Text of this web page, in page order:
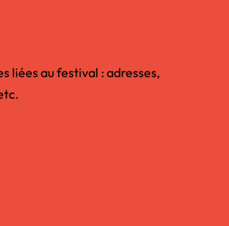
liées au festival : adresses,